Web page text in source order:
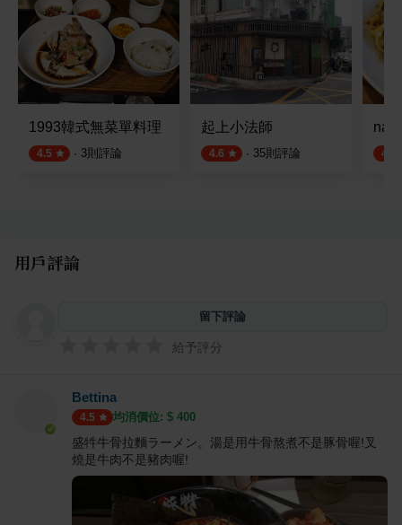
1993韓式無菜單料理
4.5 · 3則評論
起上小法師
4.6 · 35則評論 4.5
用戶評論
留下評論
給予評分
Bettina
4.5 均消價位: $ 400
盛牪牛骨拉麵ラーメン。湯是用牛骨熬煮不是豚骨喔!叉
燒是牛肉不是豬肉喔!